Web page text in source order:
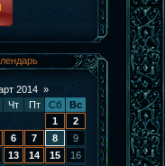
2014 »
Чт Пт Сб
Вс
1
2
6 7 8
9
13 14 15
16